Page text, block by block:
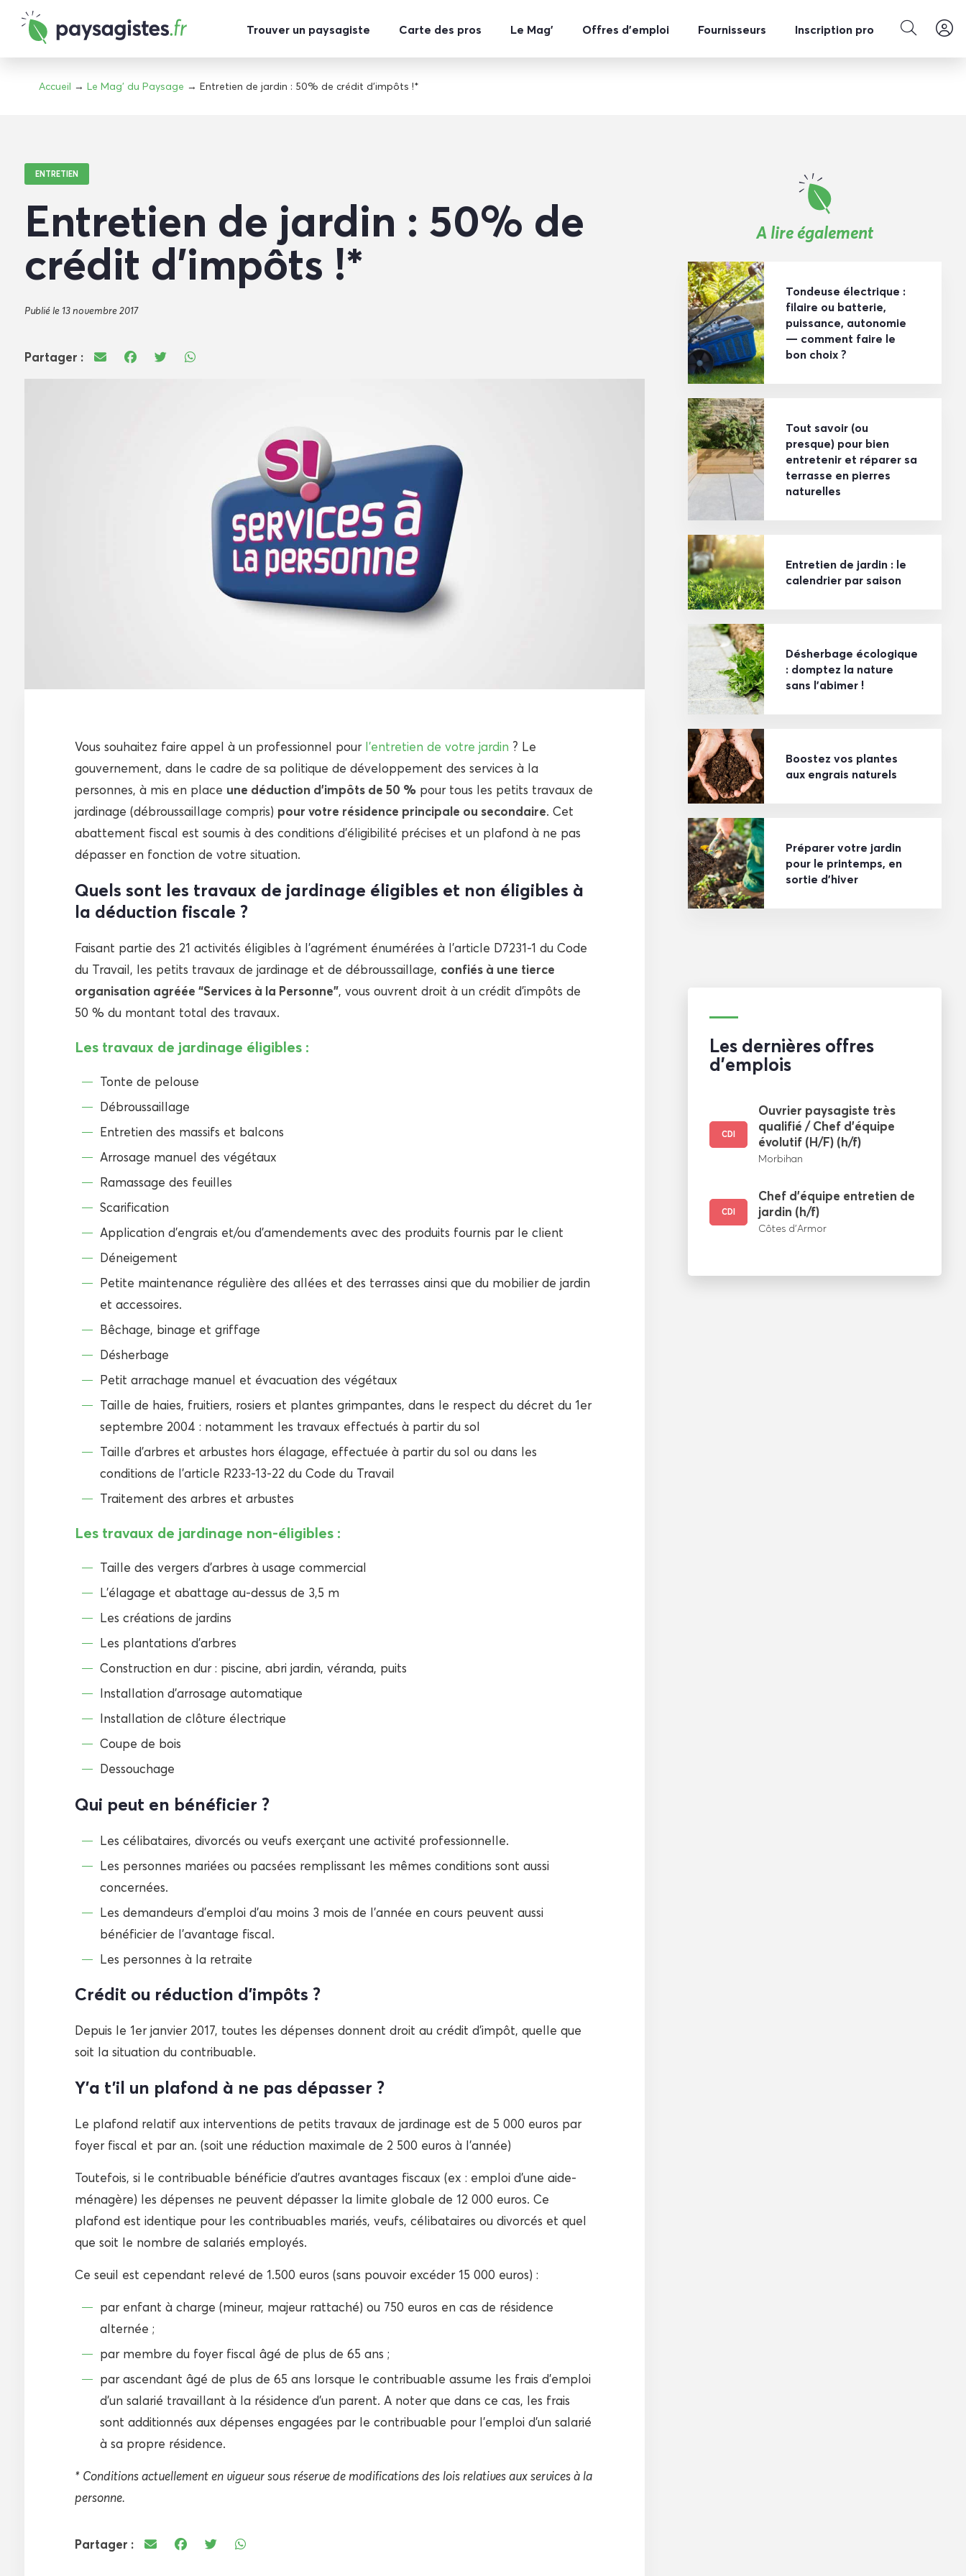
Trouver un paysagiste Carte des pros Le Mag’ Offres d’emploi Fournisseurs Inscription pro
Accueil → Le Mag' du Paysage → Entretien de jardin : 50% de crédit d’impôts !*
ENTRETIEN
Entretien de jardin : 50% de
crédit d’impôts !*
Publié le 13 novembre 2017
Partager :
Vous souhaitez faire appel à un professionnel pour l’entretien de votre jardin ? Le
gouvernement, dans le cadre de sa politique de développement des services à la
personnes, à mis en place une déduction d’impôts de 50 %pour tous les petits travaux de
jardinage (débroussaillage compris) pour votre résidence principale ou secondaire. Cet
abattement fiscal est soumis à des conditions d’éligibilité précises et un plafond à ne pas
dépasser en fonction de votre situation.
Quels sont les travaux de jardinage éligibles et non éligibles à
la déduction fiscale ?
Faisant partie des 21 activités éligibles à l’agrément énumérées à l’article D7231-1 du Code
du Travail, les petits travaux de jardinage et de débroussaillage, confiés à une tierce
organisation agréée “Services à la Personne”, vous ouvrent droit à un crédit d’impôts de
50 % du montant total des travaux.
Les travaux de jardinage éligibles :
Tonte de pelouse
Débroussaillage
Entretien des massifs et balcons
Arrosage manuel des végétaux
Ramassage des feuilles
Scarification
Application d’engrais et/ou d’amendements avec des produits fournis par le client
Déneigement
Petite maintenance régulière des allées et des terrasses ainsi que du mobilier de jardin
et accessoires.
Bêchage, binage et griffage
Désherbage
Petit arrachage manuel et évacuation des végétaux
Taille de haies, fruitiers, rosiers et plantes grimpantes, dans le respect du décret du 1er
septembre 2004 : notamment les travaux effectués à partir du sol
Taille d’arbres et arbustes hors élagage, effectuée à partir du sol ou dans les
conditions de l’article R233-13-22 du Code du Travail
Traitement des arbres et arbustes
Les travaux de jardinage non-éligibles :
Taille des vergers d’arbres à usage commercial
L’élagage et abattage au-dessus de 3,5 m
Les créations de jardins
Les plantations d’arbres
Construction en dur : piscine, abri jardin, véranda, puits
Installation d’arrosage automatique
Installation de clôture électrique
Coupe de bois
Dessouchage
Qui peut en bénéficier ?
Les célibataires, divorcés ou veufs exerçant une activité professionnelle.
Les personnes mariées ou pacsées remplissant les mêmes conditions sont aussi
concernées.
Les demandeurs d’emploi d’au moins 3 mois de l’année en cours peuvent aussi
bénéficier de l’avantage fiscal.
Les personnes à la retraite
Crédit ou réduction d’impôts ?
Depuis le 1er janvier 2017, toutes les dépenses donnent droit au crédit d’impôt, quelle que
soit la situation du contribuable.
Y’a t’il un plafond à ne pas dépasser ?
Le plafond relatif aux interventions de petits travaux de jardinage est de 5 000 euros par
foyer fiscal et par an. (soit une réduction maximale de 2 500 euros à l’année)
Toutefois, si le contribuable bénéficie d’autres avantages fiscaux (ex : emploi d’une aide-
ménagère) les dépenses ne peuvent dépasser la limite globale de 12 000 euros. Ce
plafond est identique pour les contribuables mariés, veufs, célibataires ou divorcés et quel
que soit le nombre de salariés employés.
Ce seuil est cependant relevé de 1.500 euros (sans pouvoir excéder 15 000 euros) :
par enfant à charge (mineur, majeur rattaché) ou 750 euros en cas de résidence
alternée ;
par membre du foyer fiscal âgé de plus de 65 ans ;
par ascendant âgé de plus de 65 ans lorsque le contribuable assume les frais d’emploi
d’un salarié travaillant à la résidence d’un parent. A noter que dans ce cas, les frais
sont additionnés aux dépenses engagées par le contribuable pour l’emploi d’un salarié
à sa propre résidence.
* Conditions actuellement en vigueur sous réserve de modifications des lois relatives aux services à la
personne.
Partager :
A lire également
Tondeuse électrique :
filaire ou batterie,
puissance, autonomie
— comment faire le
bon choix ?
Tout savoir (ou
presque) pour bien
entretenir et réparer sa
terrasse en pierres
naturelles
Entretien de jardin : le
calendrier par saison
Désherbage écologique
: domptez la nature
sans l’abimer !
Boostez vos plantes
aux engrais naturels
Préparer votre jardin
pour le printemps, en
sortie d’hiver
Les dernières offres
d'emplois
CDI
Ouvrier paysagiste très
qualifié / Chef d’équipe
évolutif (H/F) (h/f)
Morbihan
CDI
Chef d’équipe entretien de
jardin (h/f)
Côtes d’Armor